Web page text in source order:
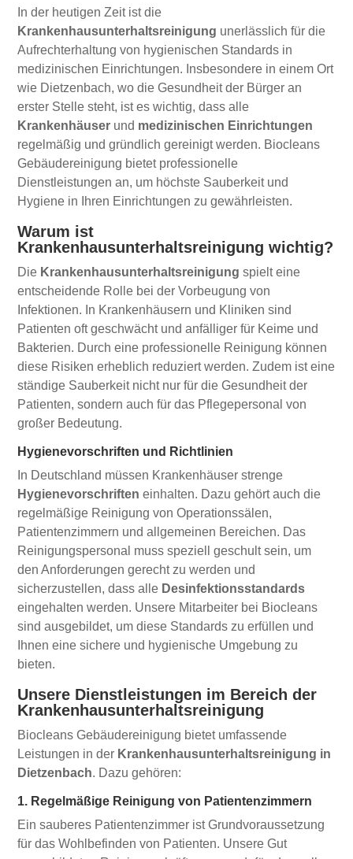
In der heutigen Zeit ist die
Krankenhausunterhaltsreinigung unerlässlich für die
Aufrechterhaltung von hygienischen Standards in
medizinischen Einrichtungen. Insbesondere in einem Ort
wie Dietzenbach, wo die Gesundheit der Bürger an
erster Stelle steht, ist es wichtig, dass alle
Krankenhäuser und medizinischen Einrichtungen
regelmäßig und gründlich gereinigt werden. Biocleans
Gebäudereinigung bietet professionelle
Dienstleistungen an, um höchste Sauberkeit und
Hygiene in Ihren Einrichtungen zu gewährleisten.
Warum ist
Krankenhausunterhaltsreinigung wichtig?
Die Krankenhausunterhaltsreinigung spielt eine
entscheidende Rolle bei der Vorbeugung von
Infektionen. In Krankenhäusern und Kliniken sind
Patienten oft geschwächt und anfälliger für Keime und
Bakterien. Durch eine professionelle Reinigung können
diese Risiken erheblich reduziert werden. Zudem ist eine
ständige Sauberkeit nicht nur für die Gesundheit der
Patienten, sondern auch für das Pflegepersonal von
großer Bedeutung.
Hygienevorschriften und Richtlinien
In Deutschland müssen Krankenhäuser strenge
Hygienevorschriften einhalten. Dazu gehört auch die
regelmäßige Reinigung von Operationssälen,
Patientenzimmern und allgemeinen Bereichen. Das
Reinigungspersonal muss speziell geschult sein, um
den Anforderungen gerecht zu werden und
sicherzustellen, dass alle Desinfektionsstandards
eingehalten werden. Unsere Mitarbeiter bei Biocleans
sind ausgebildet, um diese Standards zu erfüllen und
Ihnen eine sichere und hygienische Umgebung zu
bieten.
Unsere Dienstleistungen im Bereich der
Krankenhausunterhaltsreinigung
Biocleans Gebäudereinigung bietet umfassende
Leistungen in der Krankenhausunterhaltsreinigung in
Dietzenbach. Dazu gehören:
1. Regelmäßige Reinigung von Patientenzimmern
Ein sauberes Patientenzimmer ist Grundvoraussetzung
für das Wohlbefinden von Patienten. Unsere Gut